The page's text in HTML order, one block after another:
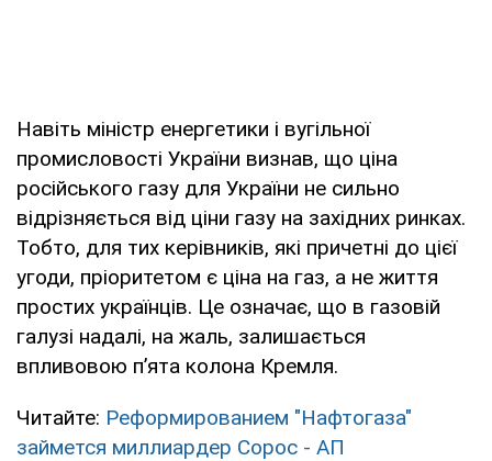
Навіть міністр енергетики і вугільної
промисловості України визнав, що ціна
російського газу для України не сильно
відрізняється від ціни газу на західних ринках.
Тобто, для тих керівників, які причетні до цієї
угоди, пріоритетом є ціна на газ, а не життя
простих українців. Це означає, що в газовій
галузі надалі, на жаль, залишається
впливовою п’ята колона Кремля.
Читайте: Реформированием "Нафтогаза"
займется миллиардер Сорос - АП